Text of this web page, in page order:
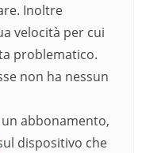
Inoltre
velocità per cui
problematico.
non ha nessun
abbonamento,
dispositivo che